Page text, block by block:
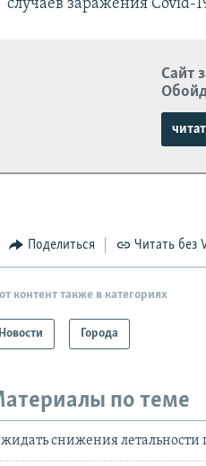
случаев заражения Covid-
Сайт
Поделиться Читать без
контент также в категориях
Новости Города
по теме
снижения